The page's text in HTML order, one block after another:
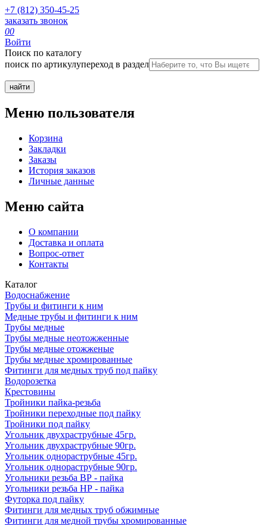
+7 (812) 350-45-25
заказать звонок
00
Войти
Поиск по каталогу
поиск по артикулупереход в раздел
Меню пользователя
Корзина
Закладки
Заказы
История заказов
Личные данные
Меню сайта
О компании
Доставка и оплата
Вопрос-ответ
Контакты
Каталог
Водоснабжение
Трубы и фитинги к ним
Медные трубы и фитинги к ним
Трубы медные
Трубы медные неотожженные
Трубы медные отожженые
Трубы медные хромированные
Фитинги для медных труб под пайку
Водорозетка
Крестовины
Тройники пайка-резьба
Тройники переходные под пайку
Тройники под пайку
Угольник двухраструбные 45гр.
Угольник двухраструбные 90гр.
Угольник однораструбные 45гр.
Угольник однораструбные 90гр.
Угольники резьба ВР - пайка
Угольники резьба НР - пайка
Футорка под пайку
Фитинги для медных труб обжимные
Фитинги для медной трубы хромированные